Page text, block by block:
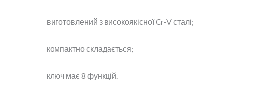
виготовлений з високоякісної Cr-V сталі;
компактно складається;
ключ має 8 функцій.